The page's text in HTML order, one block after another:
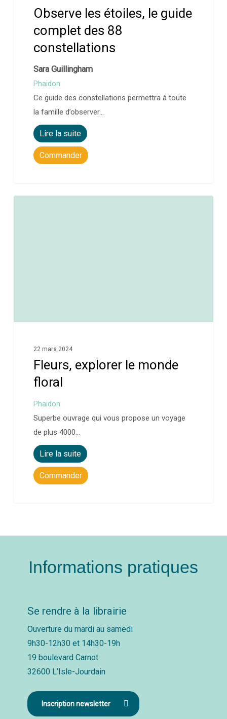
Observe les étoiles, le guide
complet des 88
constellations
Sara Guillingham
Phaidon
Ce guide des constellations permettra à toute
la famille d’observer…
Lire la suite
Commander
22 mars 2024
Fleurs, explorer le monde
floral
Phaidon
Superbe ouvrage qui vous propose un voyage
de plus 4000…
Lire la suite
Commander
Informations pratiques
Se rendre à la librairie
Ouverture du mardi au samedi
9h30-12h30 et 14h30-19h
19 boulevard Carnot
32600 L’Isle-Jourdain
Inscription newsletter